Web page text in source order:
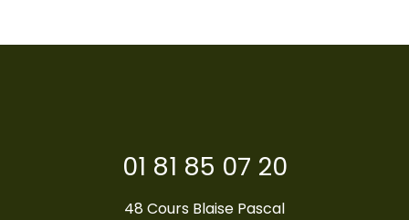
01 81 85 07 20
48 Cours Blaise Pascal